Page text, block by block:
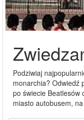
Podziwiaj
monarchia? Odwiedź
po świecie Beatlesów
miasto autobusem,